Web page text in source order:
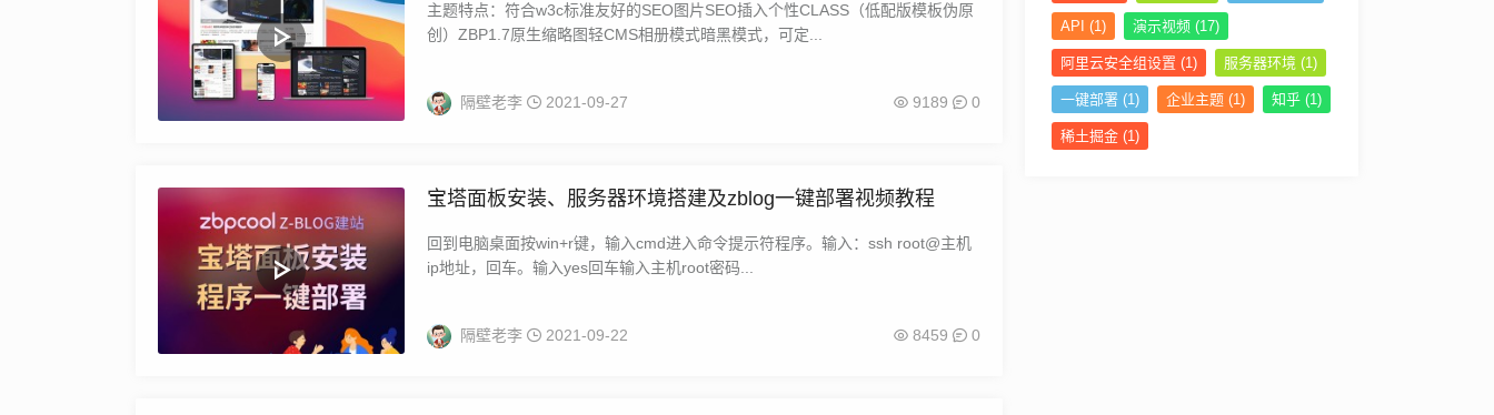
主题特点：符合w3c标准友好的SEO图片SEO插入个性CLASS（低配版模板伪原
创）ZBP1.7原生缩略图轻CMS相册模式暗黑模式，可定...
隔壁老李 2021-09-27 9189 0
宝塔面板安装、服务器环境搭建及zblog一键部署视频教程
回到电脑桌面按win+r键，输入cmd进入命令提示符程序。输入：ssh root@主机
ip地址，回车。输入yes回车输入主机root密码...
隔壁老李 2021-09-22 8459 0
API (1) 演示视频 (17)
阿里云安全组设置 (1) 服务器环境 (1)
一键部署 (1) 企业主题 (1) 知乎 (1)
稀土掘金 (1)